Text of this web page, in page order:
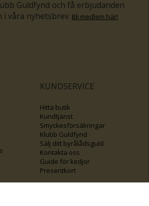
Guldfynd och få erbjudanden
i våra nyhetsbrev. Bli medlem här!
KUNDSERVICE
Hitta butik
Kundtjänst
Smyckesförsäkringar
Klubb Guldfynd
Sälj ditt byrålådsguld
Kontakta oss
Guide för kedjor
Presentkort